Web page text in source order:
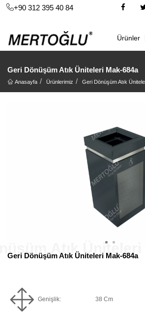
+90 312 395 40 84
Ürünler
Geri Dönüşüm Atık Üniteleri Mak-684a
Anasayfa Ürünlerimiz Geri Dönüşüm Atık
Geri Dönüşüm Atık Üniteleri Mak-684a
Genişlik: 38 Cm